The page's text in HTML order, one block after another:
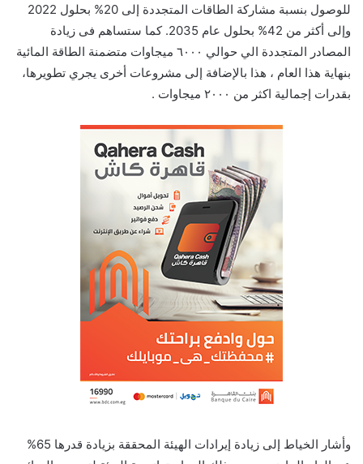
للوصول بنسبة مشاركة الطاقات المتجددة إلى 20% بحلول 2022
وإلى أكثر من 42% بحلول عام 2035. كما ستساهم فى زيادة
المصادر المتجددة الي حوالي ٦٠٠٠ ميجاوات متضمنة الطاقة المائية
بنهاية هذا العام ، هذا بالإضافة إلى مشروعات أخرى يجري تطويرها،
بقدرات إجمالية اكثر من ٢٠٠٠ ميجاوات .
وأشار الخياط إلى زيادة إيرادات الهيئة المحققة بزيادة قدرها 65%